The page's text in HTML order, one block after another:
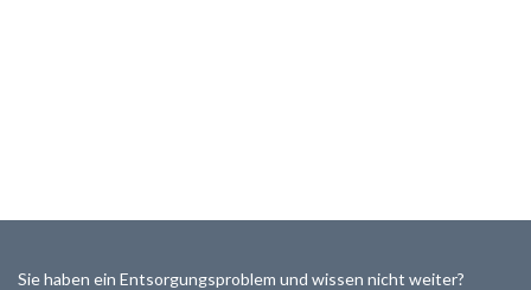
Sie haben ein Entsorgungsproblem und wissen nicht weiter?